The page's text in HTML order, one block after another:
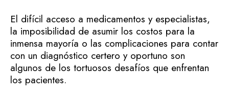
El difícil acceso a medicamentos y especialistas,
la imposibilidad de asumir los costos para la
inmensa mayoría o las complicaciones para contar
con un diagnóstico certero y oportuno son
algunos de los tortuosos desafíos que enfrentan
los pacientes.